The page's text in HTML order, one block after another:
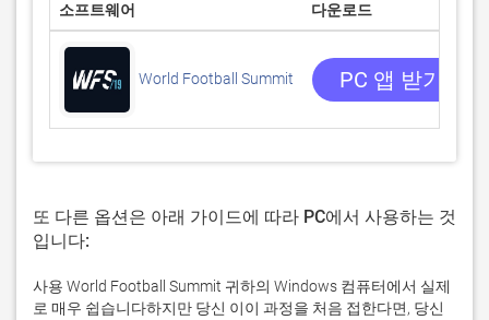
소프트웨어 다운로드
World Football Summit PC 앱 받기
또 다른 옵션은 아래 가이드에 따라 PC에서 사용하는 것
입니다:
사용 World Football Summit 귀하의 Windows 컴퓨터에서 실제
로 매우 쉽습니다하지만 당신 이이 과정을 처음 접한다면, 당신